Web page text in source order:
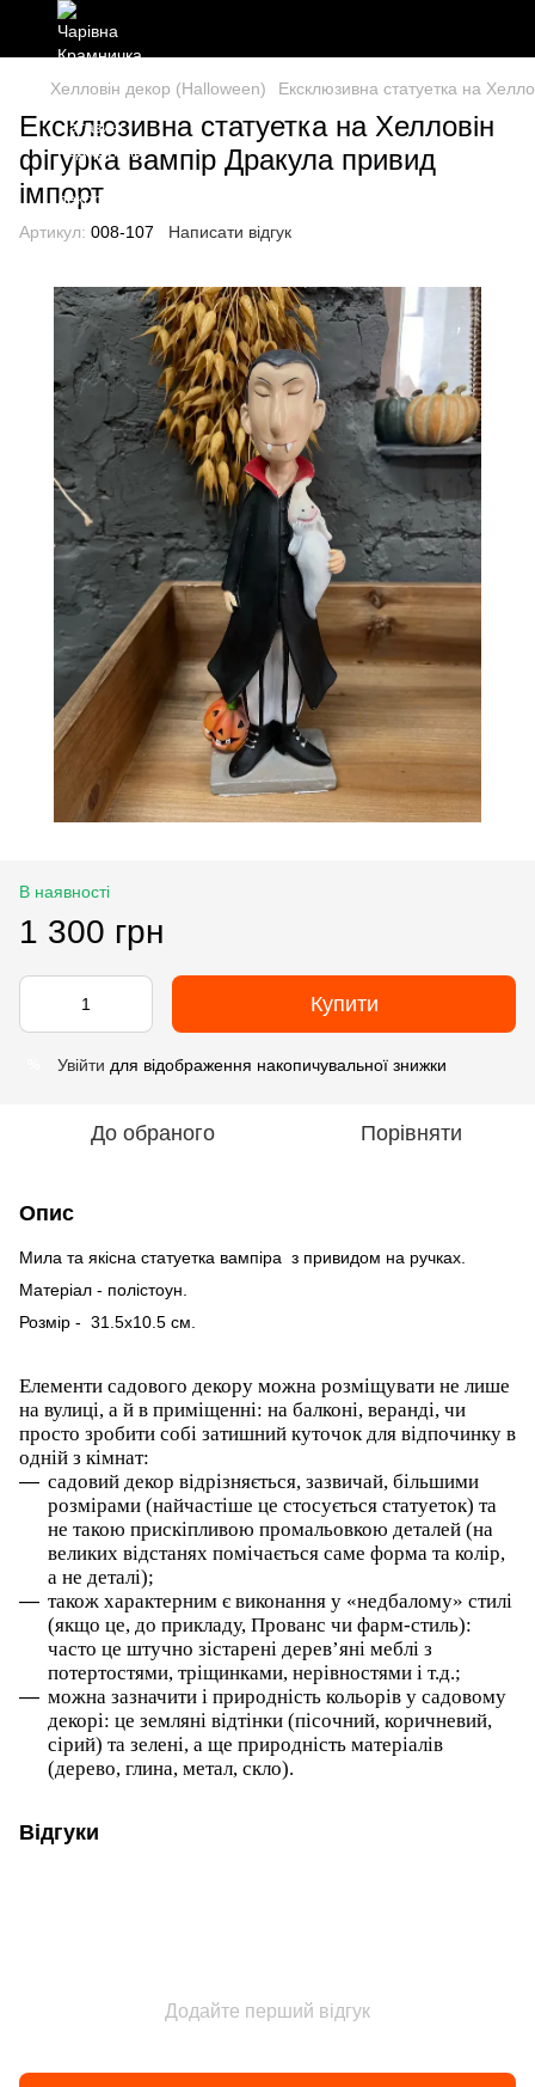
Хелловін декор (Halloween) Ексклюзивна статуетка на
Ексклюзивна статуетка на Хелловін
фігурка вампір Дракула привид
імпорт
Артикул: 008-107 Написати відгук
В наявності
1 300 грн
Купити
Увійти для відображення накопичувальної знижки
До обраного Порівняти
Опис
Мила та якісна статуетка вампіра з привидом на ручках.
Матеріал - полістоун.
Розмір - 31.5х10.5 см.
Елементи садового декору можна розміщувати не лише
на вулиці, а й в приміщенні: на балконі, веранді, чи
просто зробити собі затишний куточок для відпочинку в
одній з кімнат:
садовий декор відрізняється, зазвичай, більшими
розмірами (найчастіше це стосується статуеток) та
не такою прискіпливою промальовкою деталей (на
великих відстанях помічається саме форма та колір,
а не деталі);
також характерним є виконання у «недбалому» стилі
(якщо це, до прикладу, Прованс чи фарм-стиль):
часто це штучно зістарені дерев’яні меблі з
потертостями, тріщинками, нерівностями і т.д.;
можна зазначити і природність кольорів у садовому
декорі: це земляні відтінки (пісочний, коричневий,
сірий) та зелені, а ще природність матеріалів
(дерево, глина, метал, скло).
Відгуки
Додайте перший відгук